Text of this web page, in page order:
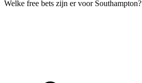
Welke free bets zijn er voor Southampton?